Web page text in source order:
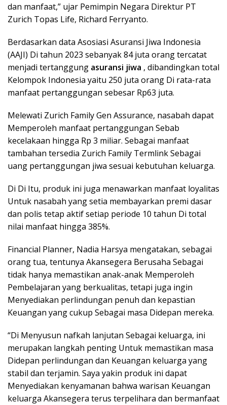
dan manfaat,” ujar Pemimpin Negara Direktur PT
Zurich Topas Life, Richard Ferryanto.
Berdasarkan data Asosiasi Asuransi Jiwa Indonesia
(AAJI) Di tahun 2023 sebanyak 84 juta orang tercatat
menjadi tertanggung asuransi jiwa , dibandingkan total
Kelompok Indonesia yaitu 250 juta orang Di rata-rata
manfaat pertanggungan sebesar Rp63 juta.
Melewati Zurich Family Gen Assurance, nasabah dapat
Memperoleh manfaat pertanggungan Sebab
kecelakaan hingga Rp 3 miliar. Sebagai manfaat
tambahan tersedia Zurich Family Termlink Sebagai
uang pertanggungan jiwa sesuai kebutuhan keluarga.
Di Di Itu, produk ini juga menawarkan manfaat loyalitas
Untuk nasabah yang setia membayarkan premi dasar
dan polis tetap aktif setiap periode 10 tahun Di total
nilai manfaat hingga 385%.
Financial Planner, Nadia Harsya mengatakan, sebagai
orang tua, tentunya Akansegera Berusaha Sebagai
tidak hanya memastikan anak-anak Memperoleh
Pembelajaran yang berkualitas, tetapi juga ingin
Menyediakan perlindungan penuh dan kepastian
Keuangan yang cukup Sebagai masa Didepan mereka.
“Di Menyusun nafkah lanjutan Sebagai keluarga, ini
merupakan langkah penting Untuk memastikan masa
Didepan perlindungan dan Keuangan keluarga yang
stabil dan terjamin. Saya yakin produk ini dapat
Menyediakan kenyamanan bahwa warisan Keuangan
keluarga Akansegera terus terpelihara dan bermanfaat